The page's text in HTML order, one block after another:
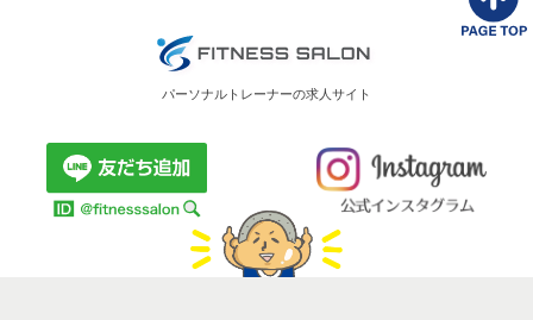
パーソナルトレーナーの求人サイト